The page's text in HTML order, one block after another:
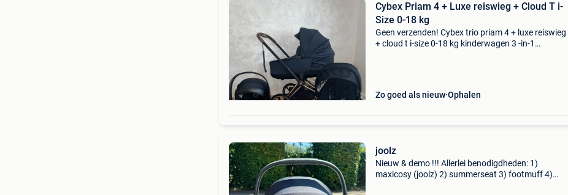
Cybex Priam 4 + Luxe reiswieg + Cloud T i-
Size 0-18 kg
Geen verzenden! Cybex trio priam 4 + luxe reiswieg
+ cloud t i-size 0-18 kg kinderwagen 3 -in-1
Zo goed als nieuw Ophalen
joolz
Nieuw & demo !!! Allerlei benodigdheden: 1)
maxicosy (joolz) 2) summerseat 3) footmuff 4)